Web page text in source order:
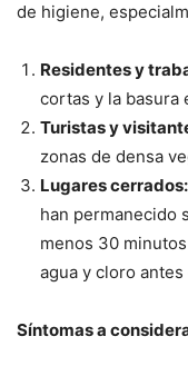
de higiene,
Residentes y
cortas y la basura
Turistas y
zonas de densa
Lugares cerrados:
han permanecido
menos 30
agua y cloro antes
Síntomas a